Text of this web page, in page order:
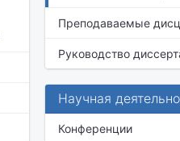
Преподаваемые
Руководство
Научная
Конференции